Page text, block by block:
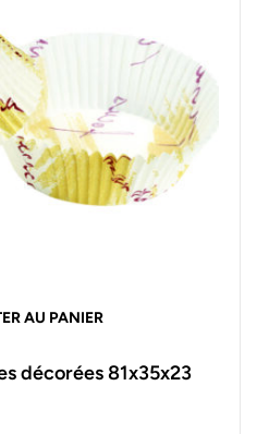
AU PANIER
décorées 81x35x23